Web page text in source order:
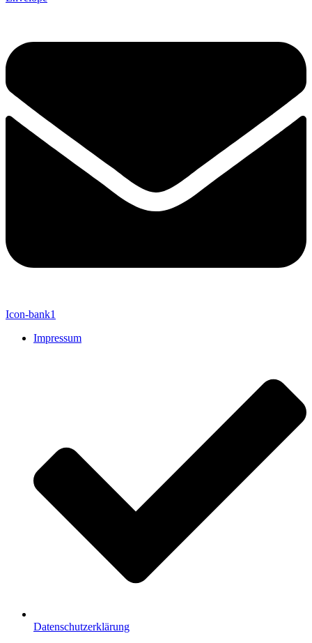
Icon-bank1
Impressum
Datenschutzerklärung